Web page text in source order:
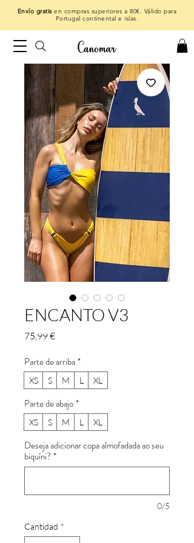
Envío gratisen compras superiores a 80€. Válido para
Portugal continental e islas.
ENCANTO V3
75,99 €Precio
Parte de arriba*
XS S M L XL
Parte de abajo*
XS S M L XL
Deseja adicionar copa almofadada ao seu
biquíni? *
0/5
Cantidad *